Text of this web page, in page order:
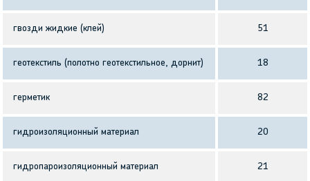
гвозди жидкие (клей) 51
геотекстиль (полотно геотекстильное, дорнит) 18
герметик 82
гидроизоляционный материал 20
гидропароизоляционный материал 21